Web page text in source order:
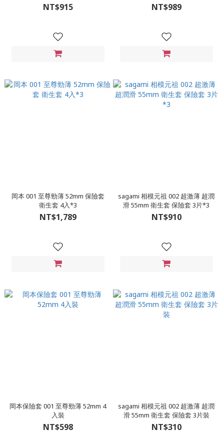
NT$915 NT$989
岡本 001 至尊勁薄 52mm 保險套
衛生套 4入*3
NT$1,789
sagami 相模元祖 002 超激薄 超潤
滑 55mm 衛生套 保險套 3片*3
NT$910
岡本保險套 001 至尊勁薄 52mm 4
入裝
NT$598
sagami 相模元祖 002 超激薄 超潤
滑 55mm 衛生套 保險套 3片裝
NT$310